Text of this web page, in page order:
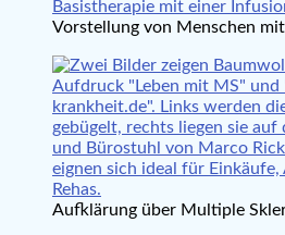
Vorstellung von Menschen
Aufklärung über Multiple